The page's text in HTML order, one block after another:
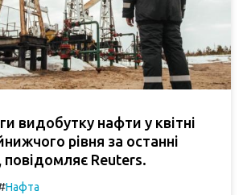
видобутку нафти у квітні
рівня за останні
повідомляє Reuters.
Нафта